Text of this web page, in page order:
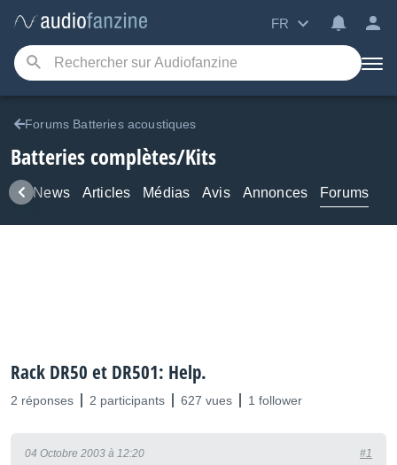
FR
Forums Batteries acoustiques
Batteries complètes/Kits
News Articles Médias Avis Annonces Forums
Rack DR50 et DR501: Help.
2 réponses 2 participants 627 vues 1 follower
04 Octobre 2003 à 12:20 #1